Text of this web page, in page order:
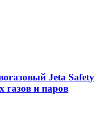
Jeta Safety
газов и паров